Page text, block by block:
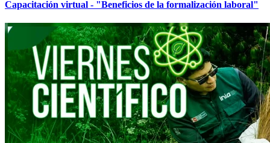
Capacitación virtual - "Beneficios de la formalización laboral"